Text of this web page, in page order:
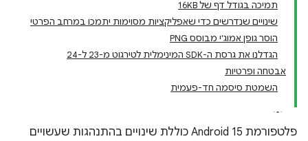
תמיכה בגודל דף של 16KB
שינויים שנדרשים כדי שאפליקציות מסוימות יתמכו במרחב הפרטי
הוסר גופן אמוג'י מבוסס PNG
הגדלנו את גרסת ה-SDK המינימלית לטירגוט מ-23 ל-24
אבטחה ופרטיות
השמטת סיסמה חד-פעמית
פלטפורמת Android 15 כוללת שינויים בהתנהגות שעשויים